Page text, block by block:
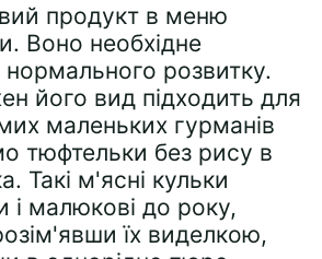
продукт в меню
Воно необхідне
розвитку.
його вид підходить для
маленьких гурманів
тюфтельки без рису в
Такі м'ясні кульки
і малюкові до року,
їх виделкою,